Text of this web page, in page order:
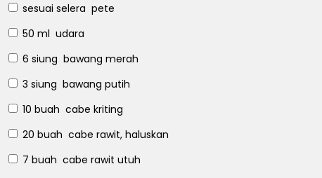
sesuai selera pete
50 ml udara
6 siung bawang merah
3 siung bawang putih
10 buah cabe kriting
20 buah cabe rawit, haluskan
7 buah cabe rawit utuh